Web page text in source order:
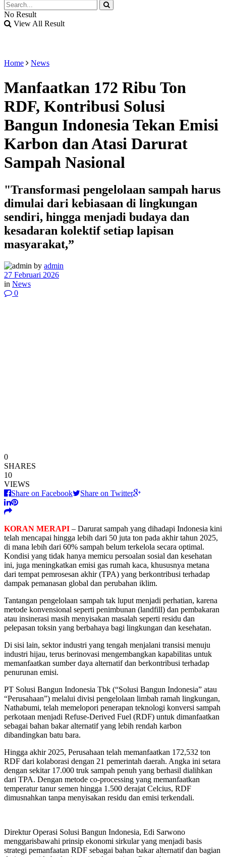
No Result
View All Result
Home News
Manfaatkan 172 Ribu Ton
RDF, Kontribusi Solusi
Bangun Indonesia Tekan Emisi
Karbon dan Atasi Darurat
Sampah Nasional
"Transformasi pengelolaan sampah harus
dimulai dari kebiasaan di lingkungan
sendiri, hingga menjadi budaya dan
kesadaran kolektif setiap lapisan
masyarakat,”
by admin
27 Februari 2026
in News
0
0
SHARES
10
VIEWS
Share on Facebook
Share on Twitter
KORAN MERAPI – Darurat sampah yang dihadapi Indonesia kini
telah mencapai hingga lebih dari 50 juta ton pada akhir tahun 2025,
di mana lebih dari 60% sampah belum terkelola secara optimal.
Kondisi yang tidak hanya memicu persoalan sosial dan kesehatan
ini, juga meningkatkan emisi gas rumah kaca, khususnya metana
dari tempat pemrosesan akhir (TPA) yang berkontribusi terhadap
dampak pemanasan global dan perubahan iklim.
Tantangan pengelolaan sampah tak luput menjadi perhatian, karena
metode konvensional seperti penimbunan (landfill) dan pembakaran
atau insinerasi masih menyisakan masalah seperti residu dan
pelepasan toksin yang berbahaya bagi lingkungan dan kesehatan.
Di sisi lain, sektor industri yang tengah menjalani transisi menuju
industri hijau, terus berinovasi mengembangkan kapabilitas untuk
memanfaatkan sumber daya alternatif dan berkontribusi terhadap
penurunan emisi.
PT Solusi Bangun Indonesia Tbk (“Solusi Bangun Indonesia” atau
“Perusahaan”) melalui divisi pengelolaan limbah ramah lingkungan,
Nathabumi, telah memelopori penerapan teknologi konversi sampah
perkotaan menjadi Refuse-Derived Fuel (RDF) untuk dimanfaatkan
sebagai bahan bakar alternatif yang lebih rendah karbon
dibandingkan batu bara.
Hingga akhir 2025, Perusahaan telah memanfaatkan 172,532 ton
RDF dari kolaborasi dengan 21 pemerintah daerah. Angka ini setara
dengan sekitar 17.000 truk sampah penuh yang berhasil dialihkan
dari TPA. Dengan metode co-processing yang memanfaatkan
temperatur tanur semen hingga 1.500 derajat Celcius, RDF
dimusnahkan tanpa menyisakan residu dan emisi terkendali.
Direktur Operasi Solusi Bangun Indonesia, Edi Sarwono
menggarisbawahi prinsip ekonomi sirkular yang menjadi basis
strategi pemanfaatan RDF sebagai bahan bakar alternatif dan bagian